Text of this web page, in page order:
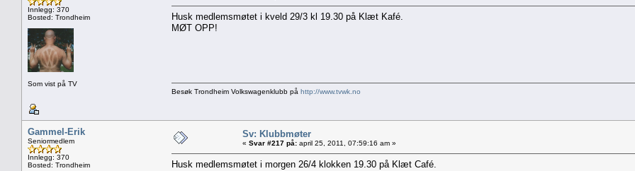
Innlegg: 370
Bosted: Trondheim
Som vist på TV
Husk medlemsmøtet i kveld 29/3 kl 19.30 på Klæt Kafé.
MØT OPP!
Besøk Trondheim Volkswagenklubb på http://www.tvwk.no
Gammel-Erik
Seniormedlem
Innlegg: 370
Bosted: Trondheim
Sv: Klubbmøter
« Svar #217 på: april 25, 2011, 07:59:16 am »
Husk medlemsmøtet i morgen 26/4 klokken 19.30 på Klæt Café.